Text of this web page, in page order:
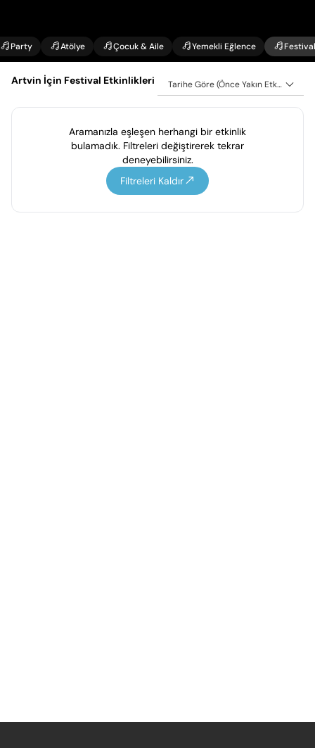
Party Atölye Çocuk & Aile Yemekli Eğlence Festival
Artvin İçin Festival Etkinlikleri Tarihe Göre (Önce Yakın Etkinlikler)
Aramanızla eşleşen herhangi bir etkinlik
bulamadık. Filtreleri değiştirerek tekrar
deneyebilirsiniz.
Filtreleri Kaldır